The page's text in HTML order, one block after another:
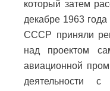
который затем
декабре 1963
СССР приняли
над проектом
авиационной